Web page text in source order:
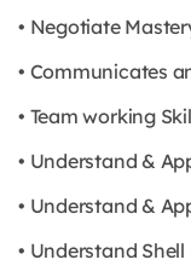
• Negotiate
• Communicates
• Team working
• Understand &
• Understand &
• Understand